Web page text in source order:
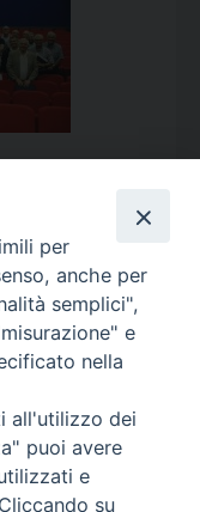
>>
s
d
8
9
15
per
anche per
semplici",
e
nella
all'utilizzo dei
puoi avere
e
su